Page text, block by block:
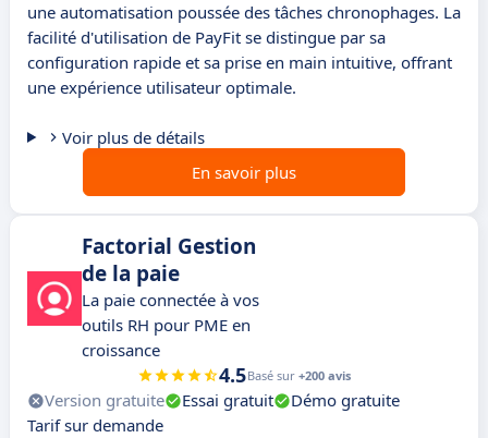
une automatisation poussée des tâches chronophages. La
facilité d'utilisation de PayFit se distingue par sa
configuration rapide et sa prise en main intuitive, offrant
une expérience utilisateur optimale.
Voir plus de détails
En savoir plus
Factorial Gestion
de la paie
La paie connectée à vos
outils RH pour PME en
croissance
4.5Basé sur +200 avis
Version gratuite Essai gratuit
Démo gratuite
Tarif sur demande